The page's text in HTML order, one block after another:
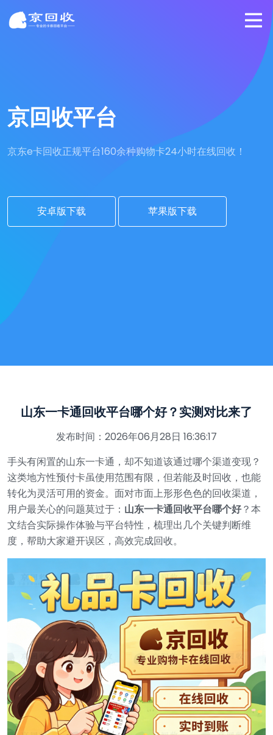
京回收平台
京东e卡回收正规平台160余种购物卡24小时在线回收！
安卓版下载 苹果版下载
山东一卡通回收平台哪个好？实测对比来了
发布时间：2026年06月28日 16:36:17
手头有闲置的山东一卡通，却不知道该通过哪个渠道变现？
这类地方性预付卡虽使用范围有限，但若能及时回收，也能
转化为灵活可用的资金。面对市面上形形色色的回收渠道，
用户最关心的问题莫过于： 山东一卡通回收平台哪个好？本
文结合实际操作体验与平台特性，梳理出几个关键判断维
度，帮助大家避开误区，高效完成回收。